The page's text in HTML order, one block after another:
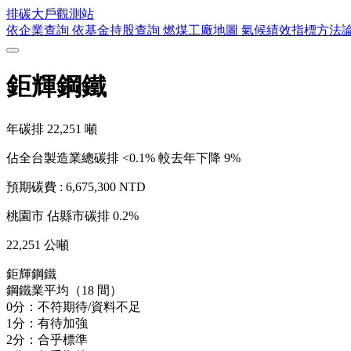
排碳大戶觀測站
依企業查詢 依基金持股查詢 燃煤工廠地圖 氣候績效指標方法
鉅輝鋼鐵
年碳排 22,251 噸
佔全台製造業總碳排 <0.1% 較去年下降 9%
預期碳費 : 6,675,300 NTD
桃園市 佔縣市碳排 0.2%
22,251 公噸
鉅輝鋼鐵
鋼鐵業平均（18 間）
0分：不符期待/資料不足
1分：有待加強
2分：合乎標準